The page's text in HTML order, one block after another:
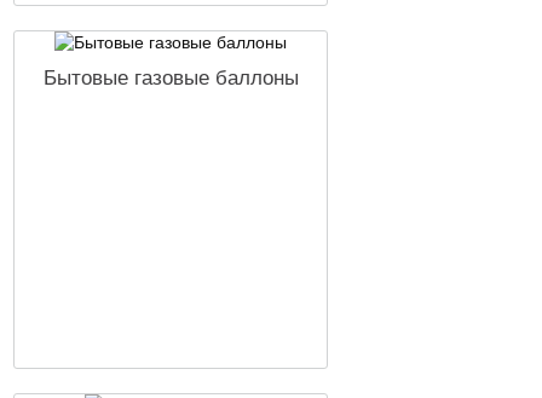
Бытовые газовые баллоны